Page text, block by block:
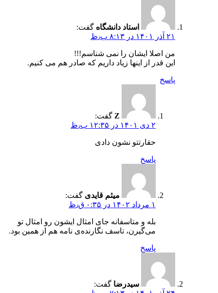
استاد دانشگاه گفت:
۲۱ آذر ۱۴۰۱ در ۸:۱۳ ب٫ظ
من اصلا ایشان را نمی شناسم!!!
این قدر از اینها زیاد داریم که صادر هم می کنیم.
پاسخ
Z گفت:
۲ دی ۱۴۰۱ در ۱۲:۳۵ ب٫ظ
حقارتتو نشون دادی
پاسخ
میثم قایدی گفت:
۱ مرداد ۱۴۰۲ در ۰:۳۵ ق٫ظ
بله و متاسفانه جای امثال ایشون رو امثال تو
می‌گیرن، تاسف نگارنده‌ی نامه هم از همین بود.
پاسخ
سیدرضا گفت: